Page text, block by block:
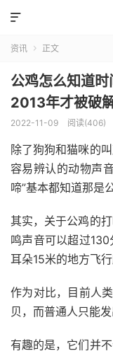

资讯  正文
公鸡怎么知道
2013年才被破
2022-11-09 阅读(406)
除了狗狗和猫咪的
容易辨认的动物声
啼”基本都知道那是
其实，关于公鸡的
鸣声音可以超过
耳朵15米的地方飞行
作为对比，目前人
贝，而普通人只能
有趣的是，它们并